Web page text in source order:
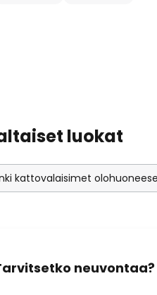
luokat
kattovalaisimet
neuvontaa?